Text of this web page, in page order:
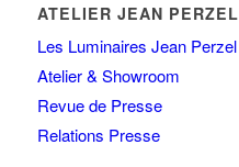
ATELIER JEAN PERZEL
Les Luminaires Jean Perzel
Atelier & Showroom
Revue de Presse
Relations Presse